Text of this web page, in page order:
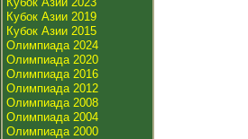
Кубок Азии 2019
Кубок Азии 2015
Олимпиада 2024
Олимпиада 2020
Олимпиада 2016
Олимпиада 2012
Олимпиада 2008
Олимпиада 2004
Олимпиада 2000